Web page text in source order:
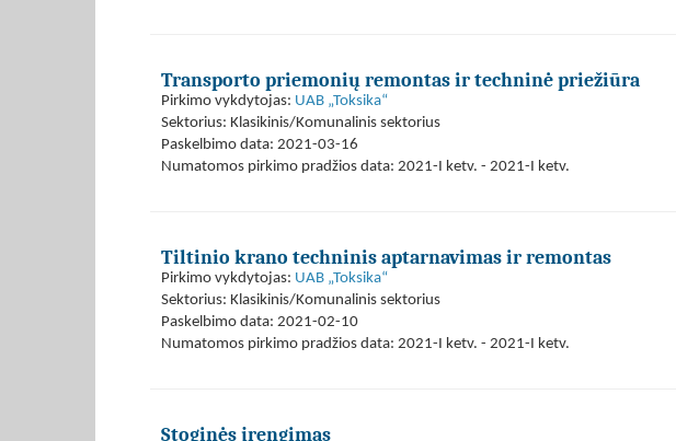
Transporto priemonių remontas ir techninė priežiūra
Pirkimo vykdytojas: UAB „Toksika“
Sektorius: Klasikinis/Komunalinis sektorius
Paskelbimo data: 2021-03-16
Numatomos pirkimo pradžios data: 2021-I ketv. - 2021-I ketv.
Tiltinio krano techninis aptarnavimas ir remontas
Pirkimo vykdytojas: UAB „Toksika“
Sektorius: Klasikinis/Komunalinis sektorius
Paskelbimo data: 2021-02-10
Numatomos pirkimo pradžios data: 2021-I ketv. - 2021-I ketv.
Stoginės įrengimas